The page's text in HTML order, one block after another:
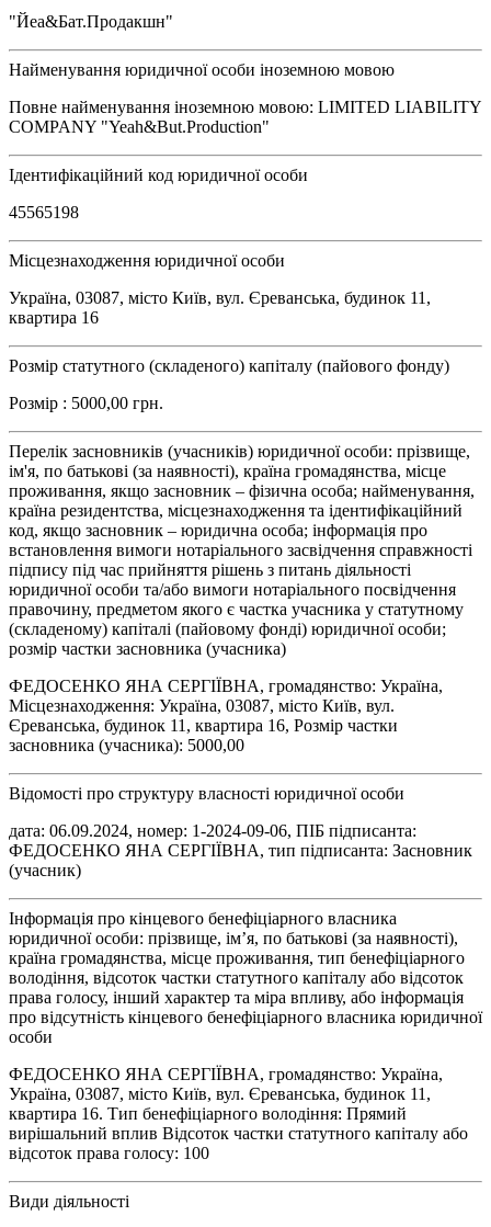
"Йеа&Бат.Продакшн"
Найменування юридичної особи іноземною мовою
Повне найменування іноземною мовою: LIMITED LIABILITY
COMPANY "Yeah&But.Production"
Ідентифікаційний код юридичної особи
45565198
Місцезнаходження юридичної особи
Україна, 03087, місто Київ, вул. Єреванська, будинок 11,
квартира 16
Розмір статутного (складеного) капіталу (пайового фонду)
Розмір : 5000,00 грн.
Перелік засновників (учасників) юридичної особи: прізвище,
ім'я, по батькові (за наявності), країна громадянства, місце
проживання, якщо засновник – фізична особа; найменування,
країна резидентства, місцезнаходження та ідентифікаційний
код, якщо засновник – юридична особа; інформація про
встановлення вимоги нотаріального засвідчення справжності
підпису під час прийняття рішень з питань діяльності
юридичної особи та/або вимоги нотаріального посвідчення
правочину, предметом якого є частка учасника у статутному
(складеному) капіталі (пайовому фонді) юридичної особи;
розмір частки засновника (учасника)
ФЕДОСЕНКО ЯНА СЕРГІЇВНА, громадянство: Україна,
Місцезнаходження: Україна, 03087, місто Київ, вул.
Єреванська, будинок 11, квартира 16, Розмір частки
засновника (учасника): 5000,00
Відомості про структуру власності юридичної особи
дата: 06.09.2024, номер: 1-2024-09-06, ПІБ підписанта:
ФЕДОСЕНКО ЯНА СЕРГІЇВНА, тип підписанта: Засновник
(учасник)
Інформація про кінцевого бенефіціарного власника
юридичної особи: прізвище, ім’я, по батькові (за наявності),
країна громадянства, місце проживання, тип бенефіціарного
володіння, відсоток частки статутного капіталу або відсоток
права голосу, інший характер та міра впливу, або інформація
про відсутність кінцевого бенефіціарного власника юридичної
особи
ФЕДОСЕНКО ЯНА СЕРГІЇВНА, громадянство: Україна,
Україна, 03087, місто Київ, вул. Єреванська, будинок 11,
квартира 16. Тип бенефіціарного володіння: Прямий
вирішальний вплив Відсоток частки статутного капіталу або
відсоток права голосу: 100
Види діяльності